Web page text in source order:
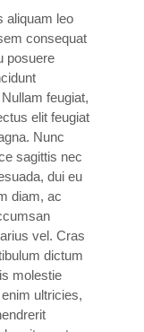
aliquam leo
consequat
posuere
feugiat,
elit feugiat
Nunc
sagittis nec
dui eu
diam, ac
vel. Cras
dictum
molestie
ultricies,